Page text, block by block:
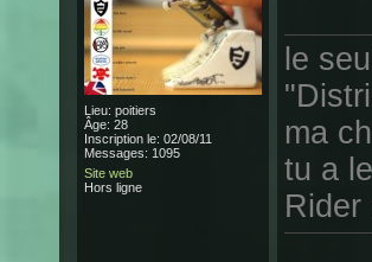
Lieu: poitiers
Âge: 28
Inscription le: 02/08/11
Messages: 1095
Site web
Hors ligne
le
ma
tu a
Rider